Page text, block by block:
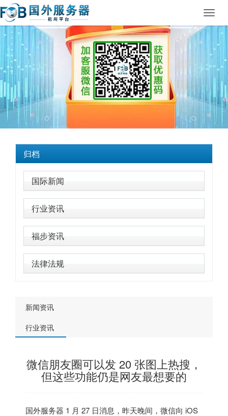
归档
国际新闻
行业资讯
福步资讯
法律法规
新闻资讯
行业资讯
微信朋友圈可以发 20 张图上热搜，
但这些功能仍是网友最想要的
国外服务器 1 月 27 日消息，昨天晚间，微信向 iOS